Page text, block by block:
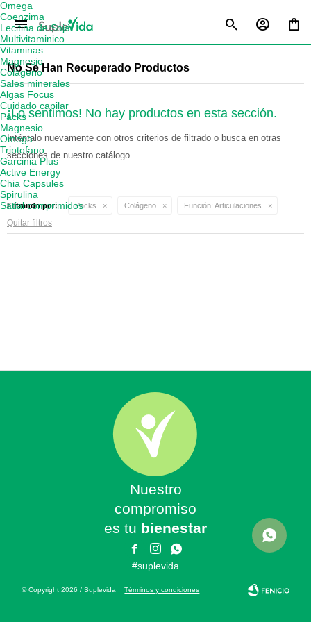
menu
No Se Han Recuperado Productos
¡Lo sentimos! No hay productos en esta sección.
Inténtalo nuevamente con otros criterios de filtrado o busca en otras
secciones de nuestro catálogo.
Filtrando por: Packs Colágeno Función: Articulaciones
Quitar filtros
Omega
Coenzima
Lecitina de Soja
Multivitaminico
Vitaminas
Magnesio
Colágeno
Sales minerales
Algas Focus
Cuidado capilar
Packs
Magnesio
Omega
Triptofano
Garcinia Plus
Active Energy
Chia Capsules
Spirulina
Satial comprimidos
Nuestro
compromiso
es tu bienestar
 

#suplevida
© Copyright 2026 / SuplevidaTérminos y condiciones